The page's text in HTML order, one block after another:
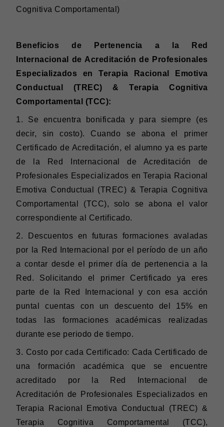
Cognitiva Comportamental)
Beneficios de Pertenencia a la Red
Internacional de Acreditación de Profesionales
Especializados en Terapia Racional Emotiva
Conductual (TREC) & Terapia Cognitiva
Comportamental (TCC):
1. Se encuentra bonificada y para siempre (es
decir, sin costo). Cuando se abona el primer
Certificado de Acreditación, el alumno ya es parte
de la Red Internacional de Acreditación de
Profesionales Especializados en Terapia Racional
Emotiva Conductual (TREC) & Terapia Cognitiva
Comportamental (TCC), solo se abona el valor
correspondiente al Certificado.
2. ⁠Descuentos en futuras formaciones avaladas
por la Red Internacional por el período de un año
a contar desde el primer día de pertenencia a la
Red. Solicitando el primer Certificado ya eres
parte de la Red Internacional y con esa acción
puntal cuentas con un descuento del 15% en
todas las formaciones académicas realizadas
durante ese periodo de tiempo.
3. ⁠Costo por cada Certificado: Cada Certificado de
una formación académica que se encuentre
acreditado por la Red Internacional de
Acreditación de Profesionales Especializados en
Terapia Racional Emotiva Conductual (TREC) &
Terapia Cognitiva Comportamental (TCC),